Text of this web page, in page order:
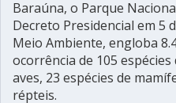
Baraúna, o Parque
Decreto Presidencial em 5
Meio Ambiente, engloba
ocorrência de 105
aves, 23 espécies de
répteis.